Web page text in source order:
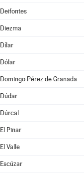
Deifontes
Diezma
Dílar
Dólar
Domingo Pérez de Granada
Dúdar
Dúrcal
El Pinar
El Valle
Escúzar